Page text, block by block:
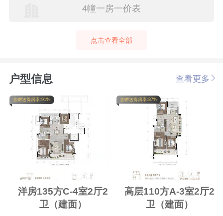
4幢一房一价表
点击查看全部
户型信息 查看更多
含赠送得房率:91%
洋房135方C-4室2厅2
卫（建面）
含赠送得房率:87%
高层110方A-3室2厅2
卫（建面）